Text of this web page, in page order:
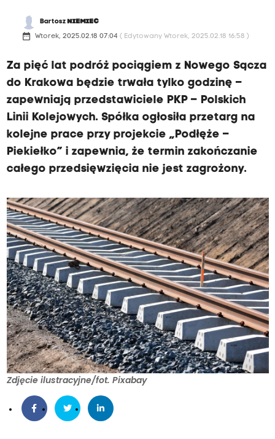
Bartosz NIEMIEC
date_range Wtorek, 2025.02.18 07:04 ( Edytowany Wtorek, 2025.02.18 16:58 )
Za pięć lat podróż pociągiem z Nowego Sącza
do Krakowa będzie trwała tylko godzinę –
zapewniają przedstawiciele PKP – Polskich
Linii Kolejowych. Spółka ogłosiła przetarg na
kolejne prace przy projekcie „Podłęże –
Piekiełko” i zapewnia, że termin zakończanie
całego przedsięwzięcia nie jest zagrożony.
Zdjęcie ilustracyjne/fot. Pixabay